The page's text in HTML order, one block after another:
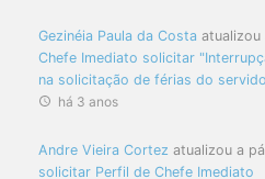
Gezinéia Paula da Costa atualizou
Chefe Imediato solicitar
na solicitação de férias do
há 3 anos
Andre Vieira Cortez atualizou a
solicitar Perfil de Chefe Imediato